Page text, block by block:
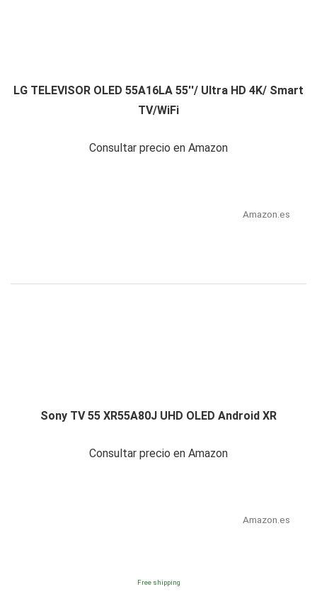
LG TELEVISOR OLED 55A16LA 55''/ Ultra HD 4K/ Smart
TV/WiFi
Consultar precio en Amazon
Amazon.es
Sony TV 55 XR55A80J UHD OLED Android XR
Consultar precio en Amazon
Amazon.es
Free shipping